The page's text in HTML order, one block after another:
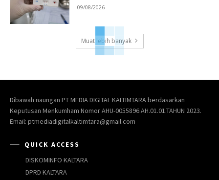
09/08/2026
Muat lebih banyak
Dibawah naungan PT MEDIA DIGITAL KALTIMTARA berdasarkan
Keputusan Menkumham Nomor AHU-0055896.AH.01.01.TAHUN 2023.
Email: ptmediadigitalkaltimtara@gmail.com
QUICK ACCESS
DISKOMINFO KALTARA
DPRD KALTARA